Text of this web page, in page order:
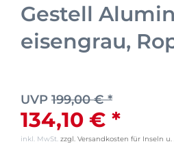
Gestell
eisengrau,
UVP 199,00 € *
134,10 € *
inkl. MwSt. zzgl. Versandkosten für Inseln u.